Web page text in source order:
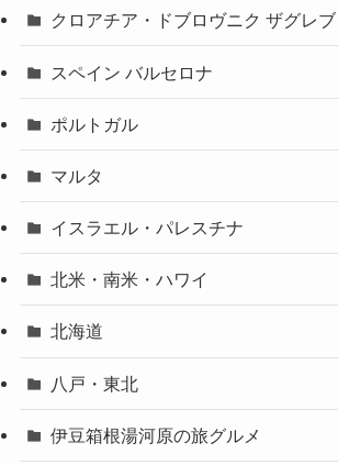
クロアチア・ドブロヴニク ザグレブ
スペイン バルセロナ
ポルトガル
マルタ
イスラエル・パレスチナ
北米・南米・ハワイ
北海道
八戸・東北
伊豆箱根湯河原の旅グルメ